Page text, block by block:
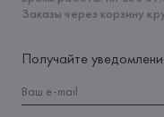
Заказы через корзину
Получайте